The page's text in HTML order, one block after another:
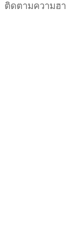
ติดตามความฮา